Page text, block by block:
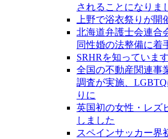
されることになりま
上野で浴衣祭りが開
北海道弁護士会連合
同性婚の法整備に着
SRHRを知っていま
全国の不動産関連事
調査が実施、
りに
英国初の女性・レズ
しました
スペインサッカー界